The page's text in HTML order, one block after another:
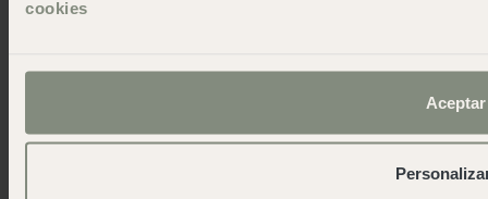
cookies
Aceptar
Campo da padel